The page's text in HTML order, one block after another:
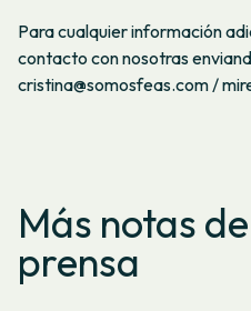
Para cualquier información
contacto con nosotras
cristina@somosfeas.com /
Más notas de
prensa